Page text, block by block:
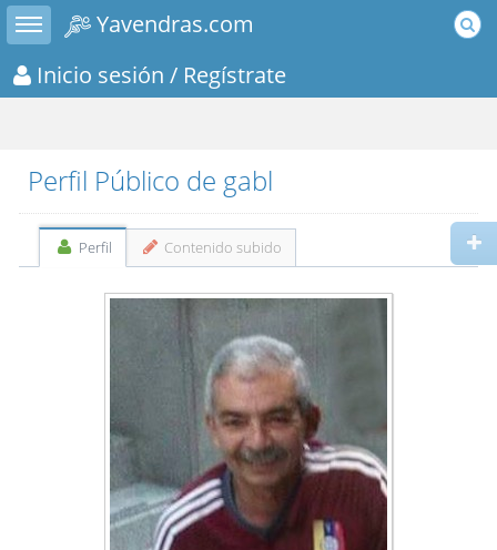
Toggle sidebar
Yavendras.com
Inicio sesión / Regístrate
Perfil Público de gabl
Perfil Contenido subido